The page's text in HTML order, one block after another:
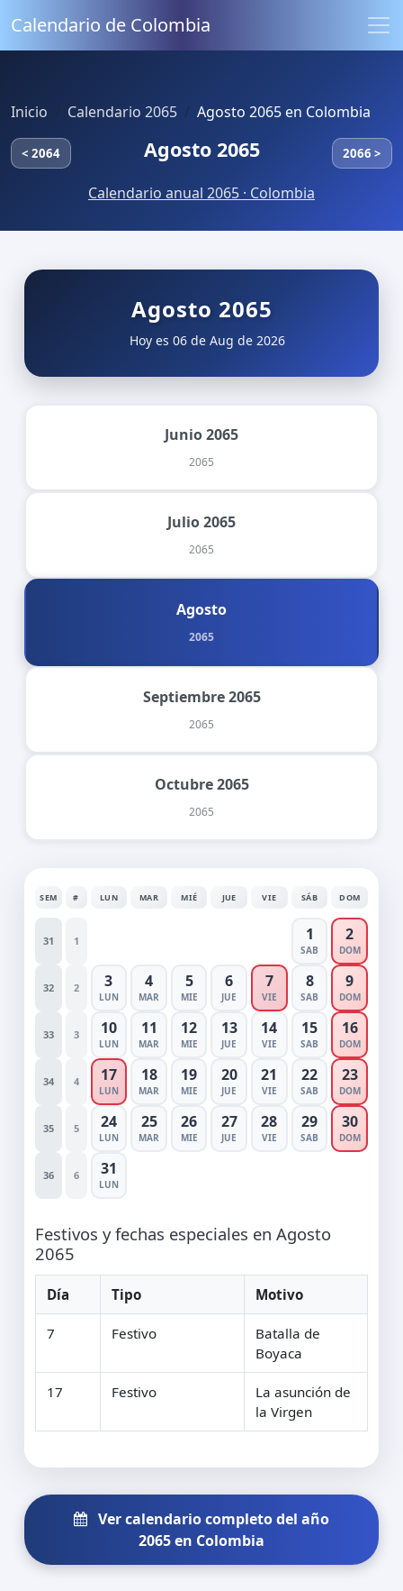
Calendario de Colombia
Inicio Calendario 2065 Agosto 2065 en Colombia
< 2064 Agosto 2065 2066 >
Calendario anual 2065 · Colombia
Agosto 2065
Hoy es 06 de Aug de 2026
Junio 2065
2065
Julio 2065
2065
Agosto
2065
Septiembre 2065
2065
Octubre 2065
2065
SEM # LUN MAR MIÉ JUE VIE SÁB DOM
31 1 1
SAB
2
DOM
32 2 3
LUN
4
MAR
5
MIE
6
JUE
7
VIE
8
SAB
9
DOM
33 3 10
LUN
11
MAR
12
MIE
13
JUE
14
VIE
15
SAB
16
DOM
34 4 17
LUN
18
MAR
19
MIE
20
JUE
21
VIE
22
SAB
23
DOM
35 5 24
LUN
25
MAR
26
MIE
27
JUE
28
VIE
29
SAB
30
DOM
36 6 31
LUN
Festivos y fechas especiales en Agosto
2065
Día Tipo Motivo
7 Festivo
Batalla de
Boyaca
17 Festivo
La asunción de
la Virgen
Ver calendario completo del año
2065 en Colombia